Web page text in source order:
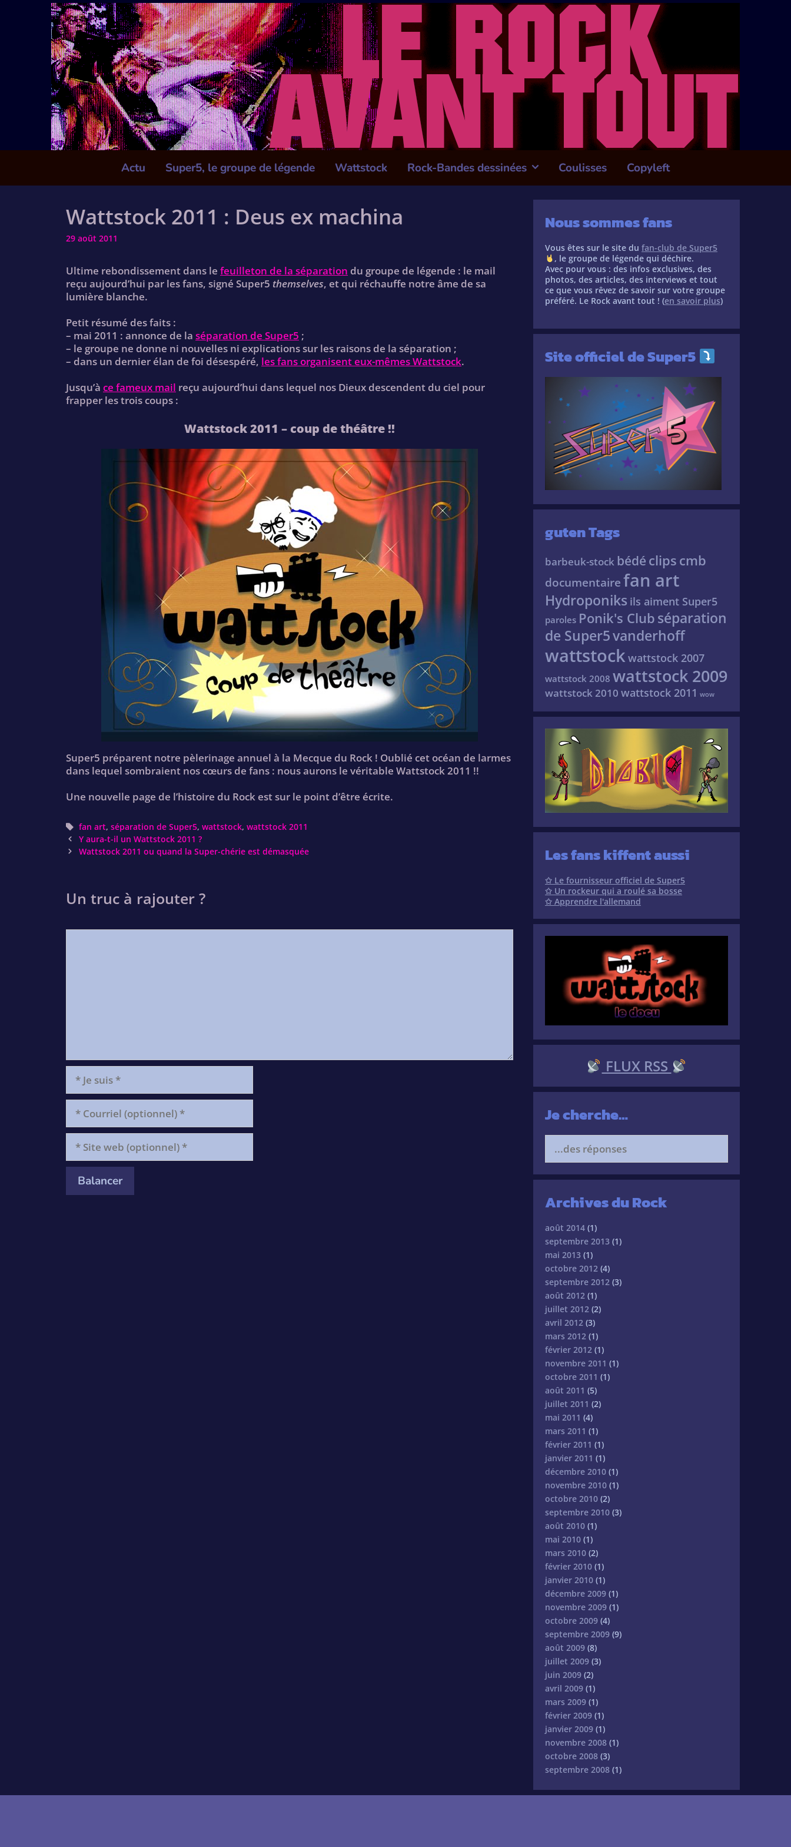
Actu Super5, le groupe de légende Wattstock Rock-Bandes dessinées Coulisses Copyleft
Wattstock 2011 : Deus ex machina
29 août 2011
Ultime rebondissement dans le feuilleton de la séparation du groupe de légende : le mail
reçu aujourd’hui par les fans, signé Super5 themselves, et qui réchauffe notre âme de sa
lumière blanche.
Petit résumé des faits :
– mai 2011 : annonce de la séparation de Super5 ;
– le groupe ne donne ni nouvelles ni explications sur les raisons de la séparation ;
– dans un dernier élan de foi désespéré, les fans organisent eux-mêmes Wattstock.
Jusqu’à ce fameux mail reçu aujourd’hui dans lequel nos Dieux descendent du ciel pour
frapper les trois coups :
Wattstock 2011 – coup de théâtre !!
Super5 préparent notre pèlerinage annuel à la Mecque du Rock ! Oublié cet océan de larmes
dans lequel sombraient nos cœurs de fans : nous aurons le véritable Wattstock 2011 !!
Une nouvelle page de l’histoire du Rock est sur le point d’être écrite.
Tags
fan art, séparation de Super5, wattstock, wattstock 2011
Post
navigation
Y aura-t-il un Wattstock 2011 ?
Wattstock 2011 ou quand la Super-chérie est démasquée
Un truc à rajouter ?
suis
Courriel
(optionnel)
Site
web
(optionnel)
Nous sommes fans
Vous êtes sur le site du fan-club de Super5
, le groupe de légende qui déchire.
Avec pour vous : des infos exclusives, des
photos, des articles, des interviews et tout
ce que vous rêvez de savoir sur votre groupe
préféré. Le Rock avant tout ! (en savoir plus)
Site officiel de Super5
guten Tags
barbeuk-stock bédé clips cmb
documentairefan art
Hydroponiks ils aiment Super5
paroles Ponik's Club séparation
de Super5vanderhoff
wattstock wattstock 2007
wattstock 2008 wattstock 2009
wattstock 2010 wattstock 2011 wow
Les fans kiffent aussi
✩ Le fournisseur officiel de Super5
✩ Un rockeur qui a roulé sa bosse
✩ Apprendre l'allemand
FLUX RSS
Je cherche…
for:
Archives du Rock
août 2014 (1)
septembre 2013 (1)
mai 2013 (1)
octobre 2012 (4)
septembre 2012 (3)
août 2012 (1)
juillet 2012 (2)
avril 2012 (3)
mars 2012 (1)
février 2012 (1)
novembre 2011 (1)
octobre 2011 (1)
août 2011 (5)
juillet 2011 (2)
mai 2011 (4)
mars 2011 (1)
février 2011 (1)
janvier 2011 (1)
décembre 2010 (1)
novembre 2010 (1)
octobre 2010 (2)
septembre 2010 (3)
août 2010 (1)
mai 2010 (1)
mars 2010 (2)
février 2010 (1)
janvier 2010 (1)
décembre 2009 (1)
novembre 2009 (1)
octobre 2009 (4)
septembre 2009 (9)
août 2009 (8)
juillet 2009 (3)
juin 2009 (2)
avril 2009 (1)
mars 2009 (1)
février 2009 (1)
janvier 2009 (1)
novembre 2008 (1)
octobre 2008 (3)
septembre 2008 (1)